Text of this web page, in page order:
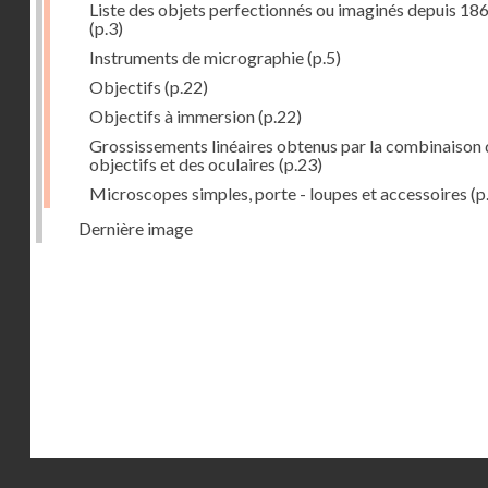
Liste des objets perfectionnés ou imaginés depuis
(p.3)
Instruments de micrographie(p.5)
Objectifs (p.22)
Objectifs à immersion(p.22)
Grossissements linéaires obtenus par la combinaison
objectifs et des oculaires (p.23)
Microscopes simples, porte - loupes et accessoires
Dernière image